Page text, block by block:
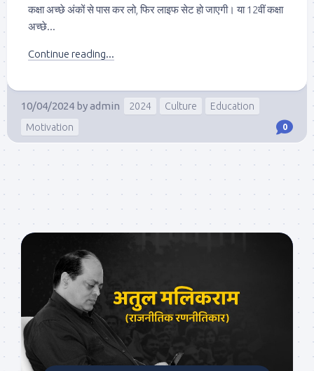
कक्षा अच्छे अंकों से पास कर लो, फिर लाइफ सेट हो जाएगी। या 12वीं कक्षा
अच्छे...
Continue reading...
10/04/2024 byadmin 2024 Culture
Education
Motivation
0